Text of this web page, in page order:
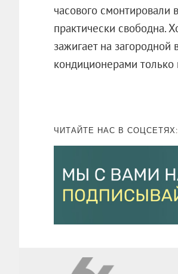
часового смонтировали
практически свободна.
зажигает на
кондиционерами
ЧИТАЙТЕ НАС В СОЦСЕТЯХ: